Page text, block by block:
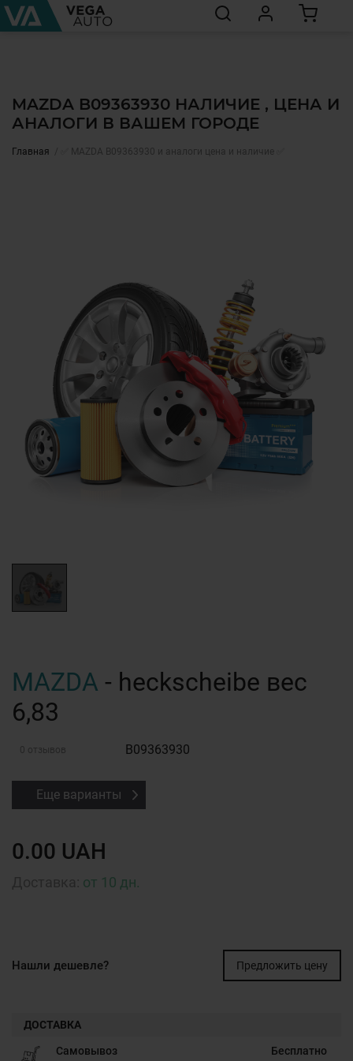
MAZDA B09363930 НАЛИЧИЕ , ЦЕНА И
АНАЛОГИ В ВАШЕМ ГОРОДЕ
Главная ✅ MAZDA B09363930 и аналоги цена и наличие ✅
MAZDA - heckscheibe вес
6,83
0 отзывов B09363930
Еще варианты
0.00 UAH
от 10 дн.
Нашли дешевле? Предложить цену
ДОСТАВКА
Самовывоз Бесплатно